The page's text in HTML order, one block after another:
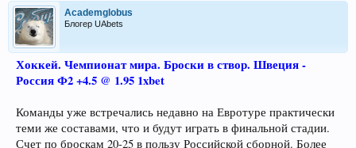
Academglobus
Блогер UAbets
Хоккей. Чемпионат мира. Броски в створ. Швеция -
Россия Ф2 +4.5 @ 1.95 1xbet
Команды уже встречались недавно на Евротуре практически
теми же составами, что и будут играть в финальной стадии.
Счет по броскам 20-25 в пользу Российской сборной. Более